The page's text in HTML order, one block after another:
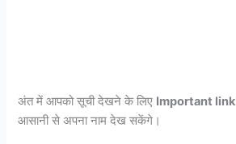
अंत में आपको सूची देखने के लिए Important link
आसानी से अपना नाम देख सकेंगे।